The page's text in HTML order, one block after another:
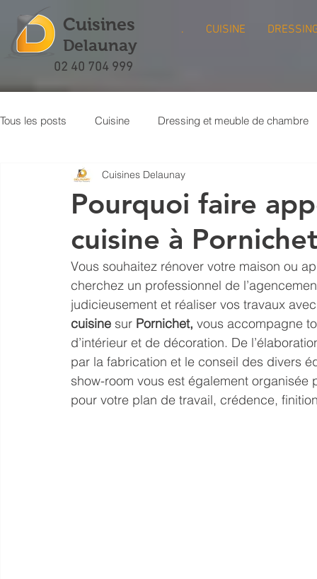
. CUISINE
Cuisines
Delaunay
02 40 704 999
Tous les posts Cuisine Dressing et meuble de chambre
Meuble bibliothèque Buanderie
Pourquoi faire
cuisine à
Cuisines Delaunay
Vous souhaitez rénover votre maison ou
cherchez un professionnel de
judicieusement et réaliser vos travaux
cuisine sur Pornichet, vous accompagne
d’intérieur et de décoration. De
par la fabrication et le conseil des divers
show-room vous est également
pour votre plan de travail, crédence,